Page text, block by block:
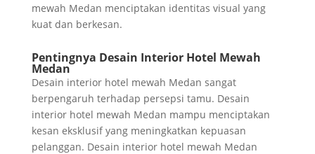
mewah Medan menciptakan identitas visual yang
kuat dan berkesan.
Pentingnya Desain Interior Hotel Mewah
Medan
Desain interior hotel mewah Medan sangat
berpengaruh terhadap persepsi tamu. Desain
interior hotel mewah Medan mampu menciptakan
kesan eksklusif yang meningkatkan kepuasan
pelanggan. Desain interior hotel mewah Medan